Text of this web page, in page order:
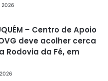
– Centro de Apoio
deve acolher cerca
Rodovia da Fé, em